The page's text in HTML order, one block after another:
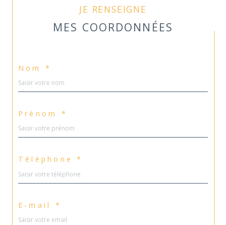
JE RENSEIGNE
MES COORDONNÉES
Nom *
Prénom *
Téléphone *
E-mail *